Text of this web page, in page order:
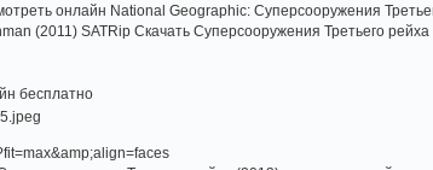
онлайн National Geographic: Суперсооружения
(2011) SATRip Скачать Суперсооружения Третьего рейха
бесплатно